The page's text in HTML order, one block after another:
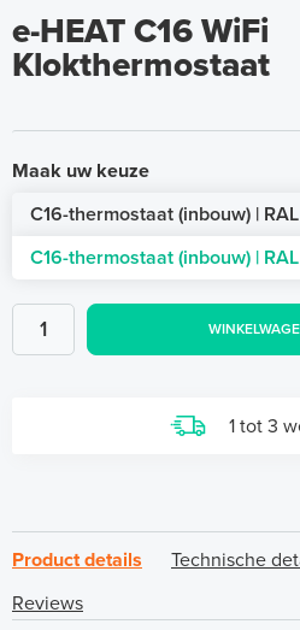
e-HEAT C16 WiFi
Klokthermostaat
Maak uw keuze
C16-thermostaat (inbouw) |
C16-thermostaat (inbouw) |
1 tot 3
Product details Technische
Reviews